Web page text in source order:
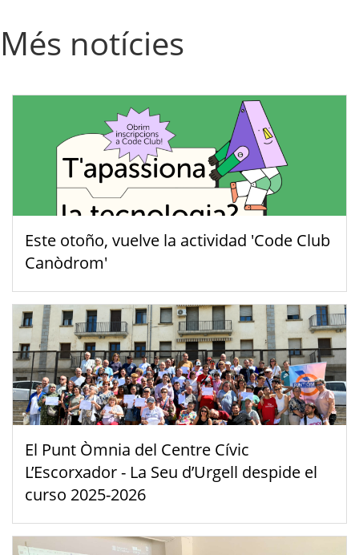
Més notícies
Este otoño, vuelve la actividad 'Code Club
Canòdrom'
El Punt Òmnia del Centre Cívic
L’Escorxador - La Seu d’Urgell despide el
curso 2025-2026